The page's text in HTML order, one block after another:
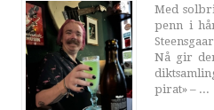
Med
penn i
Nå gir
pirat» – ...